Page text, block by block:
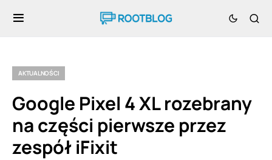
AKTUALNOŚCI
Google Pixel 4 XL rozebrany
na części pierwsze przez
zespół iFixit